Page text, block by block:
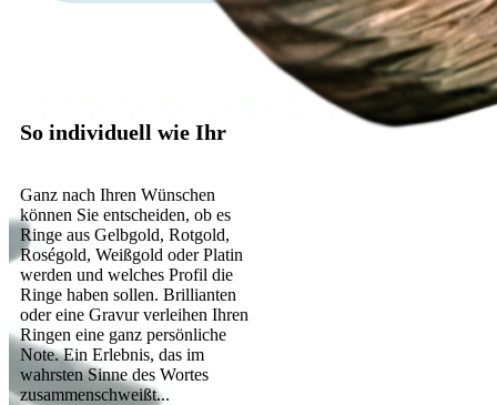
So individuell wie Ihr
Ganz nach Ihren Wünschen
können Sie entscheiden, ob es
Ringe aus Gelbgold, Rotgold,
Roségold, Weißgold oder Platin
werden und welches Profil die
Ringe haben sollen. Brillianten
oder eine Gravur verleihen Ihren
Ringen eine ganz persönliche
Note. Ein Erlebnis, das im
wahrsten Sinne des Wortes
zusammenschweißt...